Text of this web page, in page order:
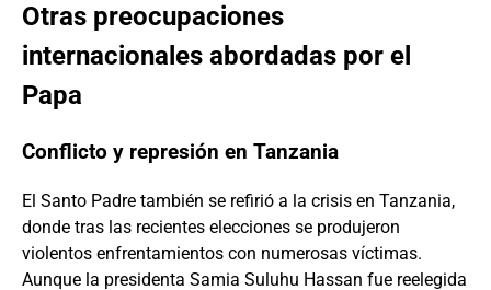
Otras preocupaciones
internacionales abordadas por el
Papa
Conflicto y represión en Tanzania
El Santo Padre también se refirió a la crisis en Tanzania,
donde tras las recientes elecciones se produjeron
violentos enfrentamientos con numerosas víctimas.
Aunque la presidenta Samia Suluhu Hassan fue reelegida